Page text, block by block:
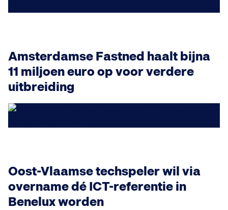
Amsterdamse Fastned haalt bijna
11 miljoen euro op voor verdere
uitbreiding
Oost-Vlaamse techspeler wil via
overname dé ICT-referentie in
Benelux worden